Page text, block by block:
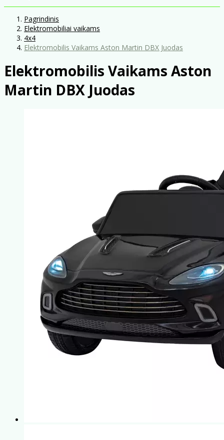
Pagrindinis
Elektromobiliai vaikams
4x4
Elektromobilis Vaikams Aston Martin DBX Juodas
Elektromobilis Vaikams Aston
Martin DBX Juodas